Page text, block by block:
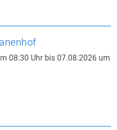
08:30 Uhr bis 07.08.2026 um